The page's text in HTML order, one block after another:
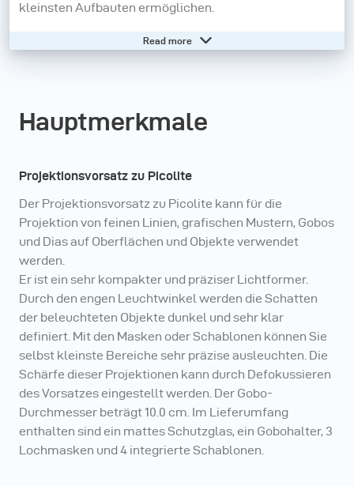
kleinsten Aufbauten ermöglichen.
Dank des Kits lassen sich unbegrenzte Lichteffekte
messerscharfe Linien. Darüber hinaus können Sie auch
Oberflächen und Spotlights mit einstellbaren
Read more
Hauptmerkmale
Projektionsvorsatz zu Picolite
Der Projektionsvorsatz zu Picolite kann für die
Projektion von feinen Linien, grafischen Mustern, Gobos
und Dias auf Oberflächen und Objekte verwendet
werden.
Er ist ein sehr kompakter und präziser Lichtformer.
Durch den engen Leuchtwinkel werden die Schatten
der beleuchteten Objekte dunkel und sehr klar
definiert. Mit den Masken oder Schablonen können Sie
selbst kleinste Bereiche sehr präzise ausleuchten. Die
Schärfe dieser Projektionen kann durch Defokussieren
des Vorsatzes eingestellt werden. Der Gobo-
Durchmesser beträgt 10.0 cm. Im Lieferumfang
enthalten sind ein mattes Schutzglas, ein Gobohalter, 3
Lochmasken und 4 integrierte Schablonen.